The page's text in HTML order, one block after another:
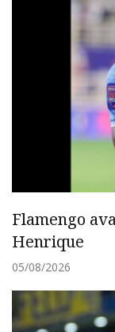
Flamengo
Henrique
05/08/2026